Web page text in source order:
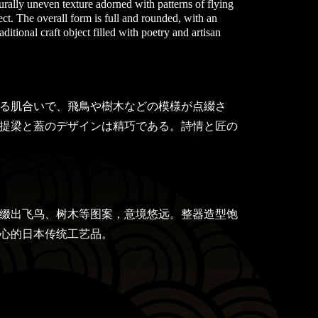
uneven texture adorned with patterns of flying
The overall form is full and rounded, with an
craft object filled with poetry and artisan
肌合いで、飛鳥や樹木などの模様が点綴さ
梁と蓋のデザインは精巧である。詩情と匠の
出飞鸟、树木等图案，意境悠远。整器造型饱
的日本传统工艺品。